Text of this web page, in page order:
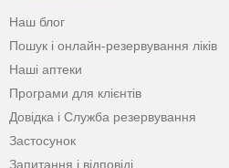
Наш блог
Пошук і онлайн-резервування ліків
Наші аптеки
Програми для клієнтів
Довідка і Служба резервування
Застосунок
Запитання і відповіді